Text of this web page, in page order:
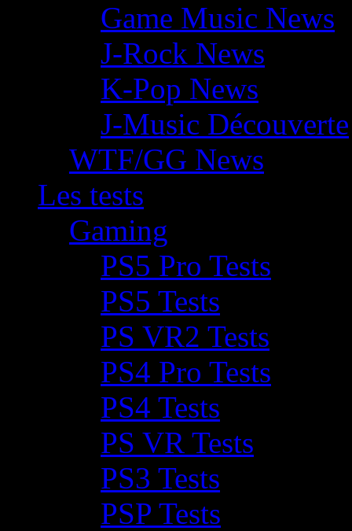
Game Music News
J-Rock News
K-Pop News
J-Music Découverte
WTF/GG News
Les tests
Gaming
PS5 Pro Tests
PS5 Tests
PS VR2 Tests
PS4 Pro Tests
PS4 Tests
PS VR Tests
PS3 Tests
PSP Tests